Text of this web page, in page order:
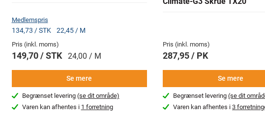
Medlemspris
134,73 / STK 22,45 / M
Pris (inkl. moms)
149,70 / STK 24,00 / M
Se mere
Begrænset levering (se dit område)
Varen kan afhentes i 1 forretning
Pris (inkl. moms)
287,95 / PK
Se mere
Begrænset levering(se dit
Varen kan afhentes i3